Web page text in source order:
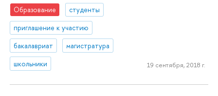
Образование
студенты
приглашение к участию
бакалавриат
магистратура
школьники
19 сентября, 2018 г.